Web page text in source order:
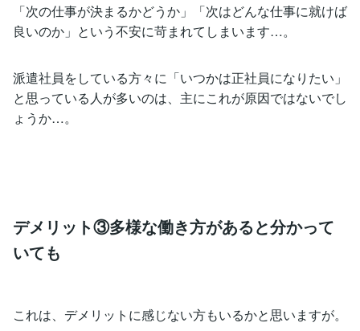
「次の仕事が決まるかどうか」「次はどんな仕事に就けば
良いのか」という不安に苛まれてしまいます…。
派遣社員をしている方々に「いつかは正社員になりたい」
と思っている人が多いのは、主にこれが原因ではないでし
ょうか…。
デメリット③多様な働き方があると分かって
いても
これは、デメリットに感じない方もいるかと思いますが。